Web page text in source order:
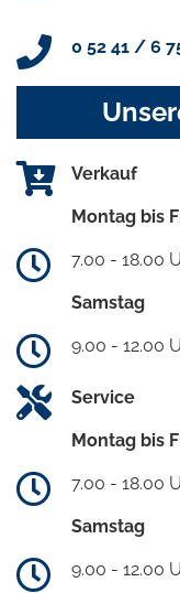
0 52 41 / 6
Verkauf
Montag bis
7.00 - 18.00
Samstag
9.00 - 12.00
Service
Montag bis
7.00 - 18.00
Samstag
9.00 - 12.00